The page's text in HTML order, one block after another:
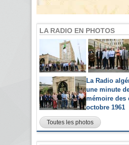
LA RADIO EN PHOTOS
La Radio
une minute
mémoire des
octobre 1961
Toutes les photos